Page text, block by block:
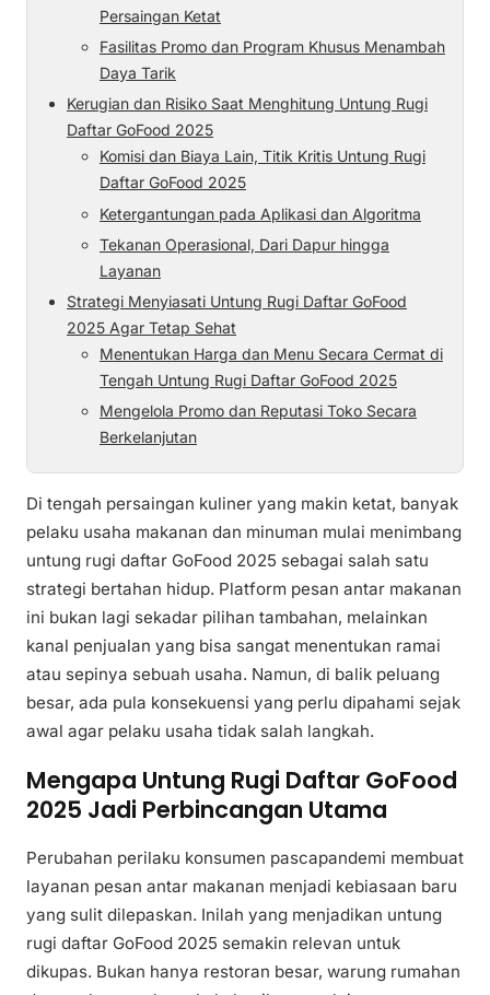
Persaingan Ketat
Fasilitas Promo dan Program Khusus Menambah
Daya Tarik
Kerugian dan Risiko Saat Menghitung Untung Rugi
Daftar GoFood 2025
Komisi dan Biaya Lain, Titik Kritis Untung Rugi
Daftar GoFood 2025
Ketergantungan pada Aplikasi dan Algoritma
Tekanan Operasional, Dari Dapur hingga
Layanan
Strategi Menyiasati Untung Rugi Daftar GoFood
2025 Agar Tetap Sehat
Menentukan Harga dan Menu Secara Cermat di
Tengah Untung Rugi Daftar GoFood 2025
Mengelola Promo dan Reputasi Toko Secara
Berkelanjutan
Di tengah persaingan kuliner yang makin ketat, banyak
pelaku usaha makanan dan minuman mulai menimbang
untung rugi daftar GoFood 2025 sebagai salah satu
strategi bertahan hidup. Platform pesan antar makanan
ini bukan lagi sekadar pilihan tambahan, melainkan
kanal penjualan yang bisa sangat menentukan ramai
atau sepinya sebuah usaha. Namun, di balik peluang
besar, ada pula konsekuensi yang perlu dipahami sejak
awal agar pelaku usaha tidak salah langkah.
Mengapa Untung Rugi Daftar GoFood
2025 Jadi Perbincangan Utama
Perubahan perilaku konsumen pascapandemi membuat
layanan pesan antar makanan menjadi kebiasaan baru
yang sulit dilepaskan. Inilah yang menjadikan untung
rugi daftar GoFood 2025 semakin relevan untuk
dikupas. Bukan hanya restoran besar, warung rumahan